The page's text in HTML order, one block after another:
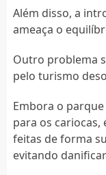
Além disso, a
ameaça o
Outro problema
pelo turismo
Embora o
para os cariocas,
feitas de forma
evitando